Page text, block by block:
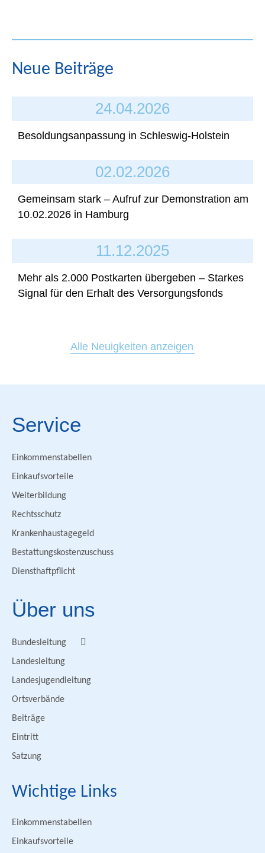
Neue Beiträge
24.04.2026
Besoldungsanpassung in Schleswig-Holstein
02.02.2026
Gemeinsam stark – Aufruf zur Demonstration am
10.02.2026 in Hamburg
11.12.2025
Mehr als 2.000 Postkarten übergeben – Starkes
Signal für den Erhalt des Versorgungsfonds
Alle Neuigkeiten anzeigen
Service
Einkommenstabellen
Einkaufsvorteile
Weiterbildung
Rechtsschutz
Krankenhaustagegeld
Bestattungskostenzuschuss
Diensthaftpflicht
Über uns
Bundesleitung
Landesleitung
Landesjugendleitung
Ortsverbände
Beiträge
Eintritt
Satzung
Wichtige Links
Einkommenstabellen
Einkaufsvorteile